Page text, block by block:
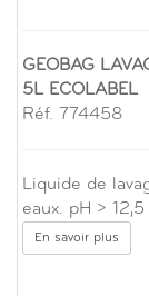
GEOBAG
5L ECOLABEL
Réf. 774458
Liquide de
eaux. pH >
En savoir plus